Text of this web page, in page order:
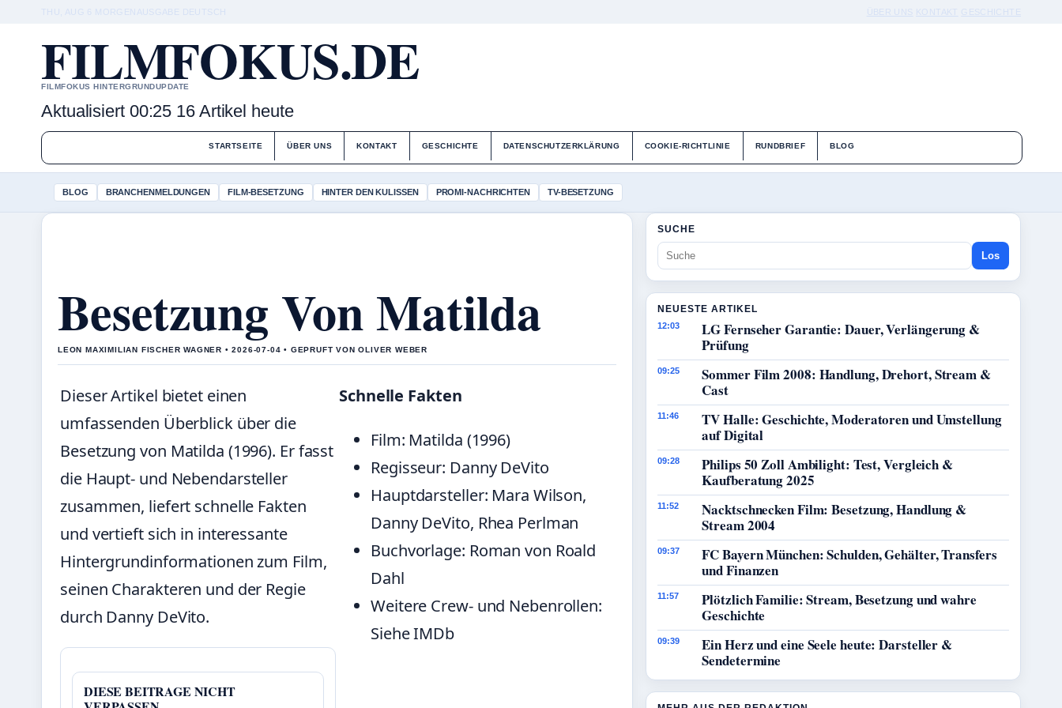
THU, AUG 6 MORGENAUSGABE DEUTSCH ÜBER UNS KONTAKT GESCHICHTE
FILMFOKUS.DE
FILMFOKUS HINTERGRUNDUPDATE
Aktualisiert 00:25 16 Artikel heute
STARTSEITE ÜBER UNS KONTAKT GESCHICHTE DATENSCHUTZERKLÄRUNG COOKIE-RICHTLINIE RUNDBRIEF BLOG
BLOG BRANCHENMELDUNGEN FILM-BESETZUNG HINTER DEN KULISSEN PROMI-NACHRICHTEN TV-BESETZUNG
Besetzung Von Matilda
LEON MAXIMILIAN FISCHER WAGNER • 2026-07-04 • GEPRUFT VON OLIVER WEBER
Dieser Artikel bietet einen
umfassenden Überblick über die
Besetzung von Matilda (1996). Er fasst
die Haupt- und Nebendarsteller
zusammen, liefert schnelle Fakten
und vertieft sich in interessante
Hintergrundinformationen zum Film,
seinen Charakteren und der Regie
durch Danny DeVito.
DIESE BEITRAGE NICHT
Schnelle Fakten
Film: Matilda (1996)
Regisseur: Danny DeVito
Hauptdarsteller: Mara Wilson,
Danny DeVito, Rhea Perlman
Buchvorlage: Roman von Roald
Dahl
Weitere Crew- und Nebenrollen:
Siehe IMDb
SUCHE
Los
NEUESTE ARTIKEL
12:03
LG Fernseher Garantie: Dauer, Verlängerung &
Prüfung
09:25
Sommer Film 2008: Handlung, Drehort, Stream &
Cast
11:46
TV Halle: Geschichte, Moderatoren und Umstellung
auf Digital
09:28
Philips 50 Zoll Ambilight: Test, Vergleich &
Kaufberatung 2025
11:52
Nacktschnecken Film: Besetzung, Handlung &
Stream 2004
09:37
FC Bayern München: Schulden, Gehälter, Transfers
und Finanzen
11:57
Plötzlich Familie: Stream, Besetzung und wahre
Geschichte
09:39
Ein Herz und eine Seele heute: Darsteller &
Sendetermine